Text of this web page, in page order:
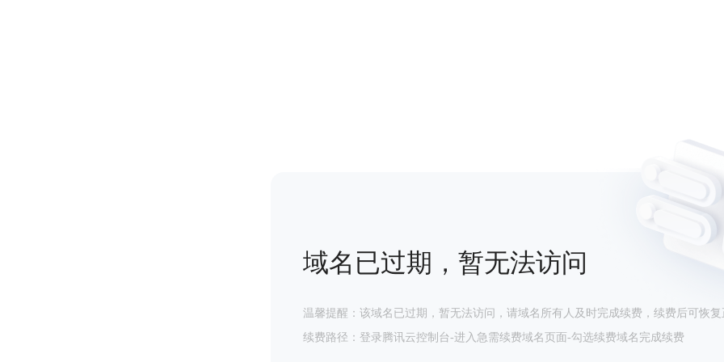
域名已过期，暂无法访问
温馨提醒：该域名已过期，暂无法访问，请域名所有人及时完成续费，续费后可恢复
续费路径：登录腾讯云控制台-进入急需续费域名页面-勾选续费域名完成续费